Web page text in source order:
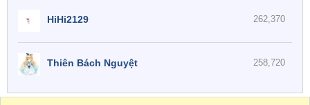
262,370
HiHi2129
258,720
Thiên Bách Nguyệt